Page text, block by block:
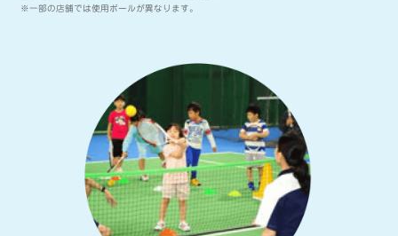
※一部の店舗では使用ボールが異なります。